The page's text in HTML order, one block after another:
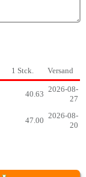
1 Stck. Versand
40.63
2026-08-
27
47.00
2026-08-
20